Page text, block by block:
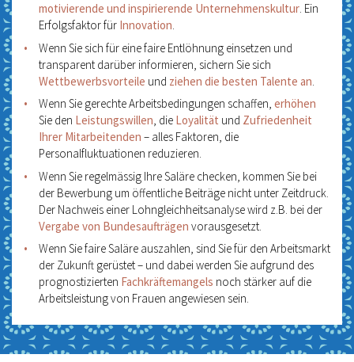
motivierende und inspirierende Unternehmenskultur. Ein
Erfolgsfaktor für Innovation.
Wenn Sie sich für eine faire Entlöhnung einsetzen und
transparent darüber informieren, sichern Sie sich
Wettbewerbsvorteile und ziehen die besten Talente an
Wenn Sie gerechte Arbeitsbedingungen schaffen, erhöhen
Sie den Leistungswillen, die Loyalität und Zufriedenheit
Ihrer Mitarbeitenden – alles Faktoren, die
Personalfluktuationen reduzieren.
Wenn Sie regelmässig Ihre Saläre checken, kommen Sie bei
der Bewerbung um öffentliche Beiträge nicht unter Zeitdruck.
Der Nachweis einer Lohngleichheitsanalyse wird z.B. bei der
Vergabe von Bundesaufträgen vorausgesetzt.
Wenn Sie faire Saläre auszahlen, sind Sie für den Arbeitsmarkt
der Zukunft gerüstet – und dabei werden Sie aufgrund des
prognostizierten Fachkräftemangels noch stärker auf die
Arbeitsleistung von Frauen angewiesen sein.